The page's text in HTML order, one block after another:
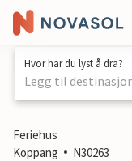
Hvor har du lyst å dra?
Legg til
1 / 27
Feriehus
Koppang
N30263